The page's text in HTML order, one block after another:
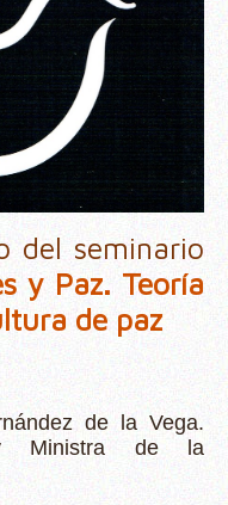
del seminario
y Paz. Teoría
de paz
de la Vega.
y Ministra de la